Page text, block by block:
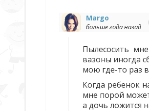
Margo
больше года назад
Пылесосить
вазоны иногда
мою где-то раз
Когда ребенок
мне порой
а дочь ложится